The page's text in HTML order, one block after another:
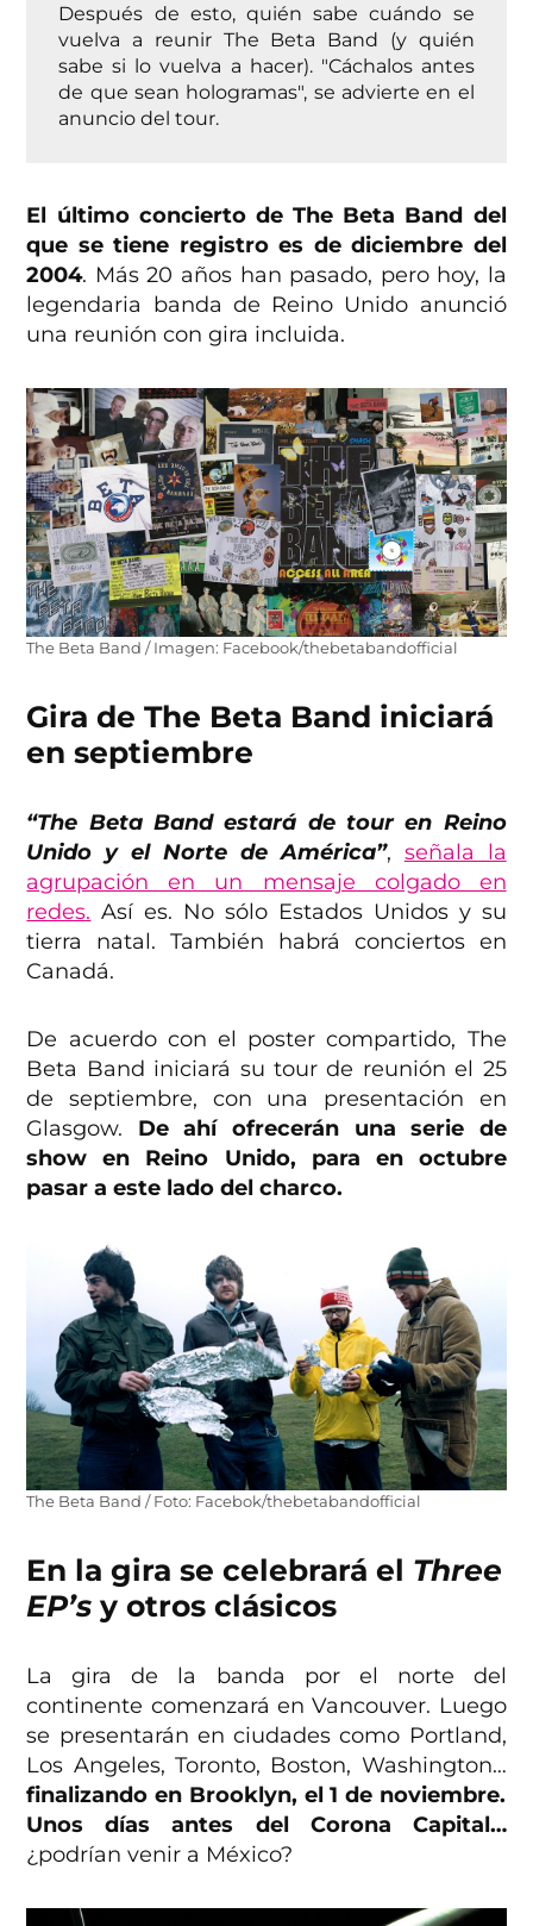
Después de esto, quién sabe cuándo se
vuelva a reunir The Beta Band (y quién
sabe si lo vuelva a hacer). "Cáchalos antes
de que sean hologramas", se advierte en el
anuncio del tour.
El último concierto de The Beta Band del
que se tiene registro es de diciembre del
2004. Más 20 años han pasado, pero hoy, la
legendaria banda de Reino Unido anunció
una reunión con gira incluida.
The Beta Band / Imagen: Facebook/thebetabandofficial
Gira de The Beta Band iniciará
en septiembre
“The Beta Band estará de tour en Reino
Unido y el Norte de América”, señala la
agrupación en un mensaje colgado en
redes. Así es. No sólo Estados Unidos y su
tierra natal. También habrá conciertos en
Canadá.
De acuerdo con el poster compartido, The
Beta Band iniciará su tour de reunión el 25
de septiembre, con una presentación en
Glasgow. De ahí ofrecerán una serie de
show en Reino Unido, para en octubre
pasar a este lado del charco.
The Beta Band / Foto: Facebok/thebetabandofficial
En la gira se celebrará el Three
EP’sy otros clásicos
La gira de la banda por el norte del
continente comenzará en Vancouver. Luego
se presentarán en ciudades como Portland,
Los Angeles, Toronto, Boston, Washington…
finalizando en Brooklyn, el 1 de noviembre.
Unos días antes del Corona Capital…
¿podrían venir a México?